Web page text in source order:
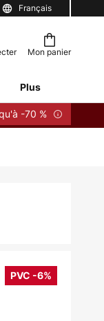
Français
Mon panier
Plus
-70 %
PVC -6%